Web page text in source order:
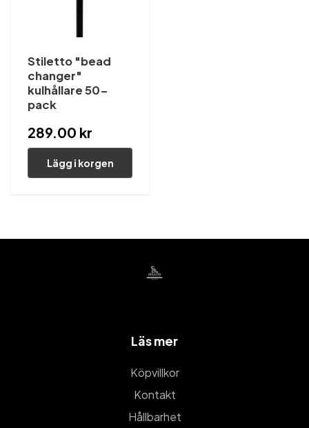
Stiletto "bead
changer"
kulhållare 50-
pack
289.00 kr
Lägg i korgen
Läs mer
Köpvillkor
Kontakt
Hållbarhet